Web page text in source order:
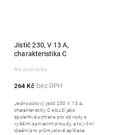
Jistič 230, V 13 A,
charakteristika C
Na poptávku
264 Kč
Jednopólový jistič 230 V, 13 A,
charakteristiky C slouží jako
spolehlivá ochrana pro obvody s
vyššími spínacími proudy, a to ji činí
ideální pro průmyslové aplikace.